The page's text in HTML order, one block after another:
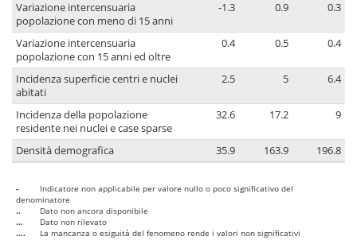
Variazione intercensuaria
popolazione con meno di 15 anni
-1.3 0.9 0.3
Variazione intercensuaria
popolazione con 15 anni ed oltre
0.4 0.5 0.4
Incidenza superficie centri e nuclei
abitati
2.5 5 6.4
Incidenza della popolazione
residente nei nuclei e case sparse
32.6 17.2 9
Densità demografica 35.9 163.9 196.8
-
Indicatore non applicabile per valore nullo o poco significativo del
denominatore
..
Dato non ancora disponibile
...
Dato non rilevato
....
La mancanza o esiguità del fenomeno rende i valori non significativi